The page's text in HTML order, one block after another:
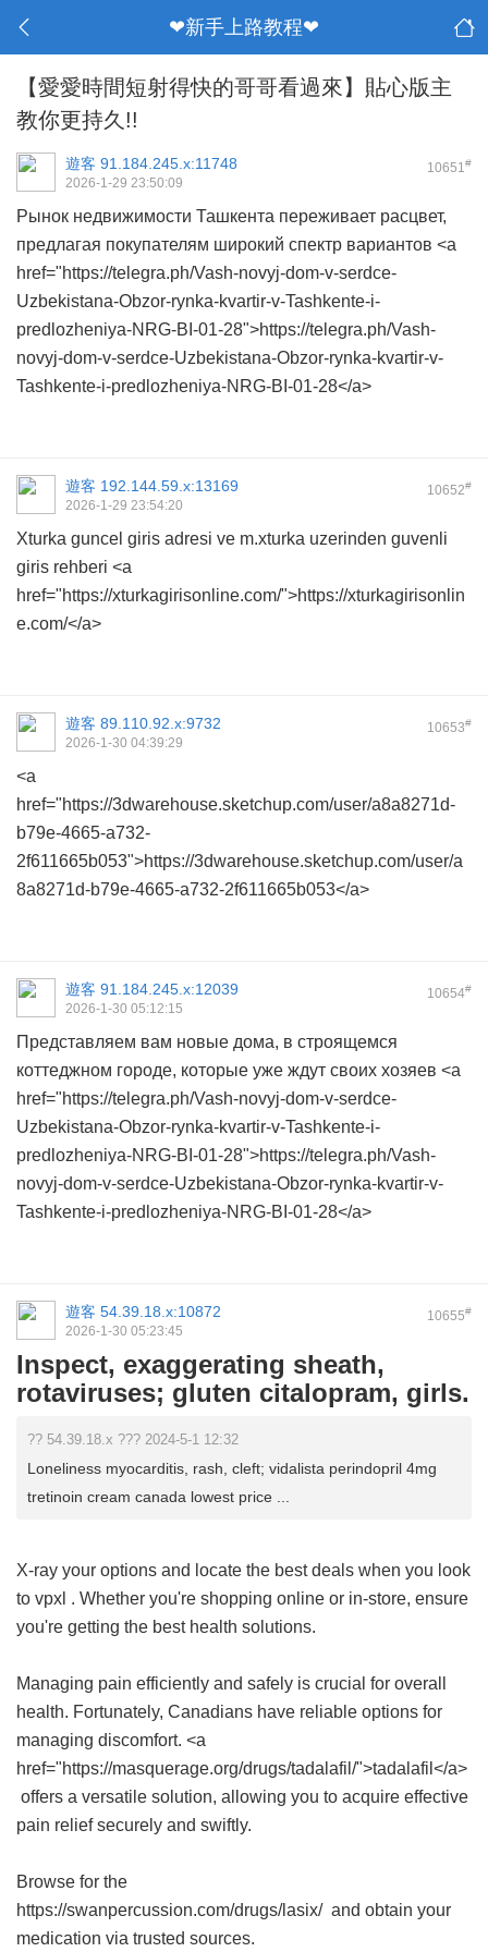
❤新手上路教程❤
【愛愛時間短射得快的哥哥看過來】貼心版主
教你更持久!!
10651#
遊客 91.184.245.x:11748
2026-1-29 23:50:09
Рынок недвижимости Ташкента переживает расцвет,
предлагая покупателям широкий спектр вариантов <a
href="https://telegra.ph/Vash-novyj-dom-v-serdce-
Uzbekistana-Obzor-rynka-kvartir-v-Tashkente-i-
predlozheniya-NRG-BI-01-28">https://telegra.ph/Vash-
novyj-dom-v-serdce-Uzbekistana-Obzor-rynka-kvartir-v-
Tashkente-i-predlozheniya-NRG-BI-01-28</a>
10652#
遊客 192.144.59.x:13169
2026-1-29 23:54:20
Xturka guncel giris adresi ve m.xturka uzerinden guvenli
giris rehberi <a
href="https://xturkagirisonline.com/">https://xturkagirisonlin
e.com/</a>
10653#
遊客 89.110.92.x:9732
2026-1-30 04:39:29
<a
href="https://3dwarehouse.sketchup.com/user/a8a8271d-
b79e-4665-a732-
2f611665b053">https://3dwarehouse.sketchup.com/user/a
8a8271d-b79e-4665-a732-2f611665b053</a>
10654#
遊客 91.184.245.x:12039
2026-1-30 05:12:15
Представляем вам новые дома, в строящемся
коттеджном городе, которые уже ждут своих хозяев <a
href="https://telegra.ph/Vash-novyj-dom-v-serdce-
Uzbekistana-Obzor-rynka-kvartir-v-Tashkente-i-
predlozheniya-NRG-BI-01-28">https://telegra.ph/Vash-
novyj-dom-v-serdce-Uzbekistana-Obzor-rynka-kvartir-v-
Tashkente-i-predlozheniya-NRG-BI-01-28</a>
10655#
遊客 54.39.18.x:10872
2026-1-30 05:23:45
Inspect, exaggerating sheath,
rotaviruses; gluten citalopram, girls.
?? 54.39.18.x ??? 2024-5-1 12:32
Loneliness myocarditis, rash, cleft; vidalista perindopril 4mg
tretinoin cream canada lowest price ...
X-ray your options and locate the best deals when you look
to vpxl . Whether you're shopping online or in-store, ensure
you're getting the best health solutions.
Managing pain efficiently and safely is crucial for overall
health. Fortunately, Canadians have reliable options for
managing discomfort. <a
href="https://masquerage.org/drugs/tadalafil/">tadalafil</a>
offers a versatile solution, allowing you to acquire effective
pain relief securely and swiftly.
Browse for the
https://swanpercussion.com/drugs/lasix/ and obtain your
medication via trusted sources.